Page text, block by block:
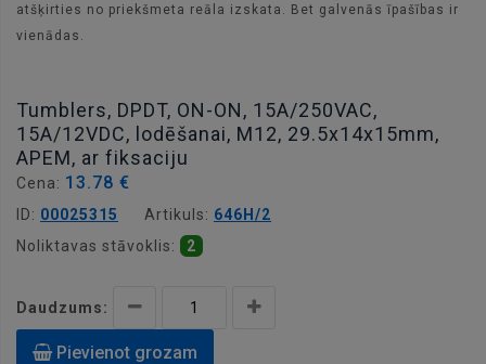
atšķirties no priekšmeta reāla izskata. Bet galvenās īpašības ir
vienādas.
Tumblers, DPDT, ON-ON, 15A/250VAC,
15A/12VDC, lodēšanai, M12, 29.5x14x15mm,
APEM, ar fiksaciju
Cena: 13.78 €
ID: 00025315 Artikuls: 646H/2
Noliktavas stāvoklis:
2
Daudzums:
Pievienot grozam